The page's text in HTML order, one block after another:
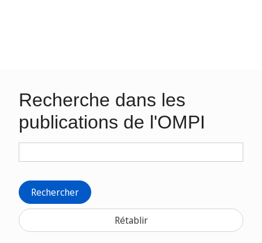
Recherche dans les
publications de l'OMPI
Rechercher
Rétablir